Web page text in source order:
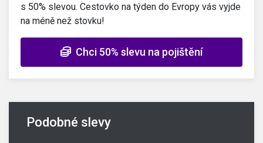
s 50% slevou. Cestovko na týden do Evropy vás vyjde
na méně než stovku!
Chci 50% slevu na pojištění
Podobné slevy